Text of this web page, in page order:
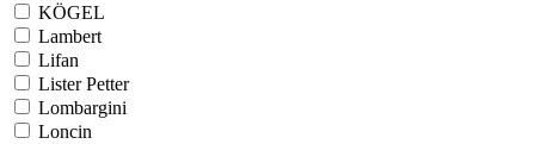
KÖGEL
Lambert
Lifan
Lister Petter
Lombargini
Loncin